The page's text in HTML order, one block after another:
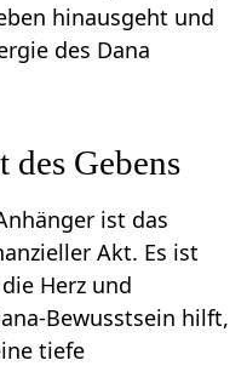
hinausgeht und
des Dana
Gebens
ist das
Akt. Es ist
Herz und
Bewusstsein hilft,
tiefe